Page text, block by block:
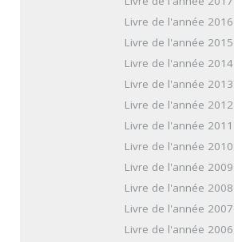
Livre de l'année 2016
Livre de l'année 2015
Livre de l'année 2014
Livre de l'année 2013
Livre de l'année 2012
Livre de l'année 2011
Livre de l'année 2010
Livre de l'année 2009
Livre de l'année 2008
Livre de l'année 2007
Livre de l'année 2006